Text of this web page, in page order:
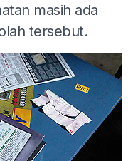
masih ada
tersebut.